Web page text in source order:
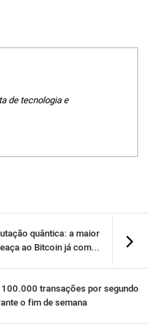
de tecnologia e
quântica: a maior
ao Bitcoin já com...
transações por segundo
o fim de semana